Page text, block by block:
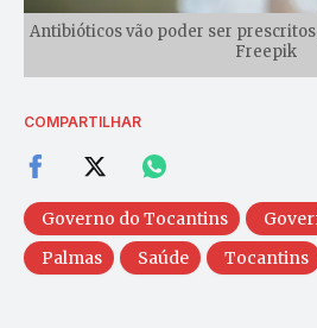
Antibióticos vão poder ser
Freepik
COMPARTILHAR
Governo do Tocantins
Palmas
Saúde Tocantins